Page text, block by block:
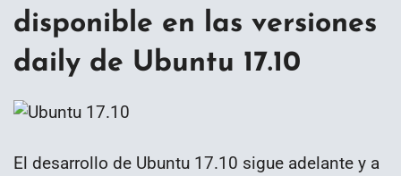
disponible en las versiones
daily de Ubuntu 17.10
El desarrollo de Ubuntu 17.10 sigue adelante y a